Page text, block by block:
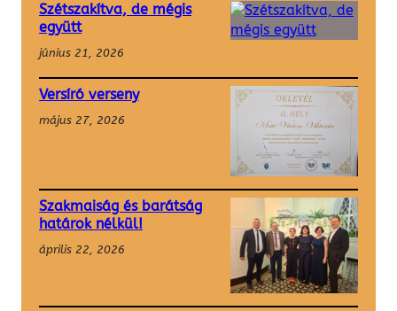
Szétszakítva, de mégis
együtt
június 21, 2026
Versíró verseny
május 27, 2026
Szakmaiság és barátság
határok nélkül!
április 22, 2026